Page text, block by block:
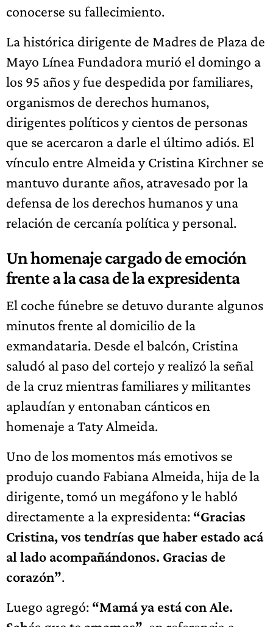
conocerse su fallecimiento.
La histórica dirigente de Madres de Plaza de
Mayo Línea Fundadora murió el domingo a
los 95 años y fue despedida por familiares,
organismos de derechos humanos,
dirigentes políticos y cientos de personas
que se acercaron a darle el último adiós. El
vínculo entre Almeida y Cristina Kirchner se
mantuvo durante años, atravesado por la
defensa de los derechos humanos y una
relación de cercanía política y personal.
Un homenaje cargado de emoción
frente a la casa de la expresidenta
El coche fúnebre se detuvo durante algunos
minutos frente al domicilio de la
exmandataria. Desde el balcón, Cristina
saludó al paso del cortejo y realizó la señal
de la cruz mientras familiares y militantes
aplaudían y entonaban cánticos en
homenaje a Taty Almeida.
Uno de los momentos más emotivos se
produjo cuando Fabiana Almeida, hija de la
dirigente, tomó un megáfono y le habló
directamente a la expresidenta: “Gracias
Cristina, vos tendrías que haber estado acá
al lado acompañándonos. Gracias de
corazón”.
Luego agregó: “Mamá ya está con Ale.